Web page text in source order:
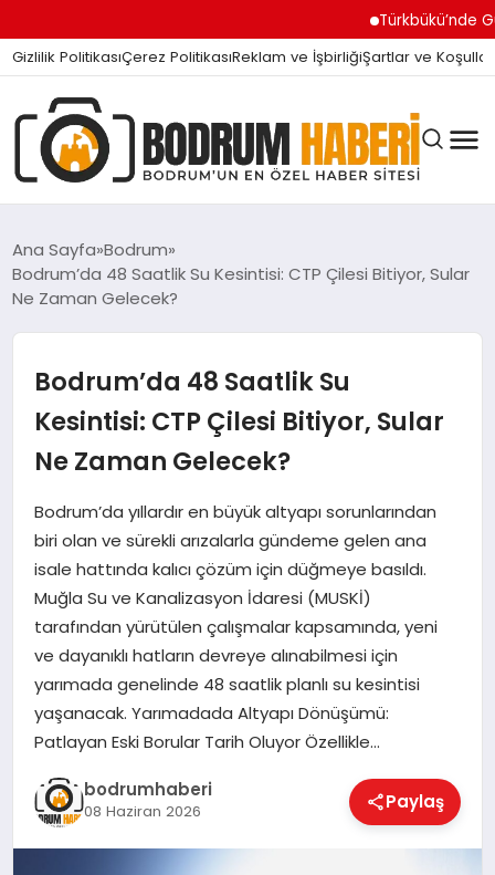
Türkbükü’nde
Gizlilik PolitikasıÇerez PolitikasıReklam ve İşbirliğiŞartlar ve Koşullar
BODRUM BODRUM
SIYASET
MAGAZIN
KÖŞE YAZILARI
YAŞAM
SPOR
MUĞLA
Ana Sayfa Bodrum
Bodrum’da 48 Saatlik Su Kesintisi: CTP Çilesi Bitiyor, Sular
Ne Zaman Gelecek?
Bodrum’da 48 Saatlik Su
Kesintisi: CTP Çilesi Bitiyor, Sular
Ne Zaman Gelecek?
Bodrum’da yıllardır en büyük altyapı sorunlarından
biri olan ve sürekli arızalarla gündeme gelen ana
isale hattında kalıcı çözüm için düğmeye basıldı.
Muğla Su ve Kanalizasyon İdaresi (MUSKİ)
tarafından yürütülen çalışmalar kapsamında, yeni
ve dayanıklı hatların devreye alınabilmesi için
yarımada genelinde 48 saatlik planlı su kesintisi
yaşanacak. Yarımadada Altyapı Dönüşümü:
Patlayan Eski Borular Tarih Oluyor Özellikle…
bodrumhaberi
08 Haziran 2026 Paylaş